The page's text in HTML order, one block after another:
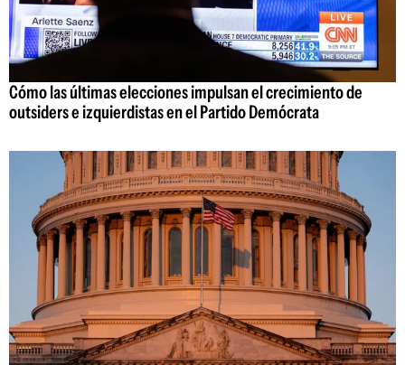
Cómo las últimas elecciones impulsan el crecimiento de
outsiders e izquierdistas en el Partido Demócrata